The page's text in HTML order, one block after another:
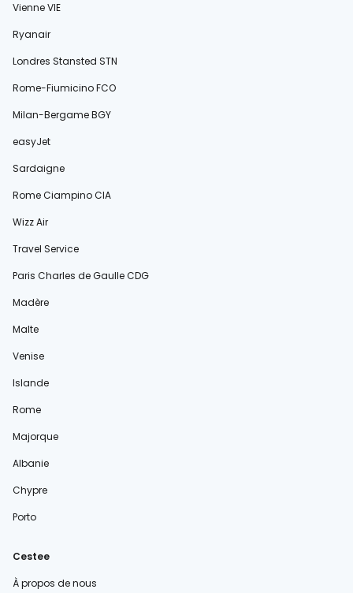
Vienne VIE
Ryanair
Londres Stansted STN
Rome-Fiumicino FCO
Milan-Bergame BGY
easyJet
Sardaigne
Rome Ciampino CIA
Wizz Air
Travel Service
Paris Charles de Gaulle CDG
Madère
Malte
Venise
Islande
Rome
Majorque
Albanie
Chypre
Porto
Cestee
À propos de nous